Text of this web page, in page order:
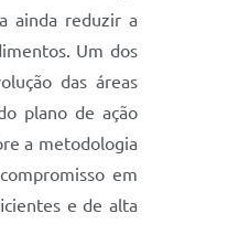
ainda reduzir a
Um dos
das áreas
plano de ação
a metodologia
em
e de alta